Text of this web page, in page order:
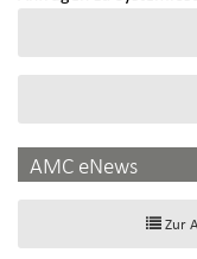
AMC eNews
Zur